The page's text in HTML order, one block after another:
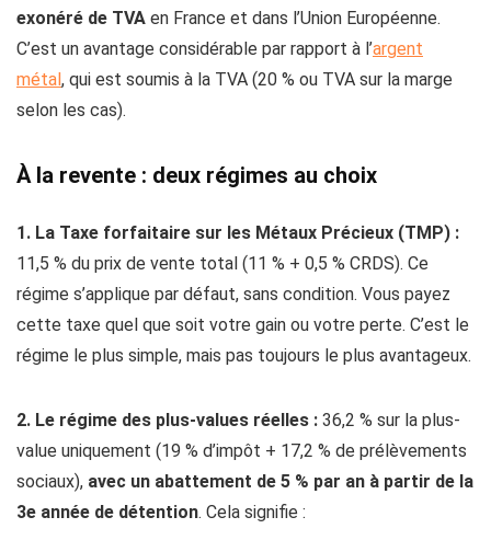
exonéré de TVA en France et dans l’Union Européenne.
C’est un avantage considérable par rapport à l’argent
métal , qui est soumis à la TVA (20 % ou TVA sur la marge
selon les cas).
À la revente : deux régimes au choix
1. La Taxe forfaitaire sur les Métaux Précieux (TMP) :
11,5 % du prix de vente total (11 % + 0,5 % CRDS). Ce
régime s’applique par défaut, sans condition. Vous payez
cette taxe quel que soit votre gain ou votre perte. C’est le
régime le plus simple, mais pas toujours le plus avantageux.
2. Le régime des plus-values réelles : 36,2 % sur la plus-
value uniquement (19 % d’impôt + 17,2 % de prélèvements
sociaux), avec un abattement de 5 % par an à partir de la
3e année de détention. Cela signifie :